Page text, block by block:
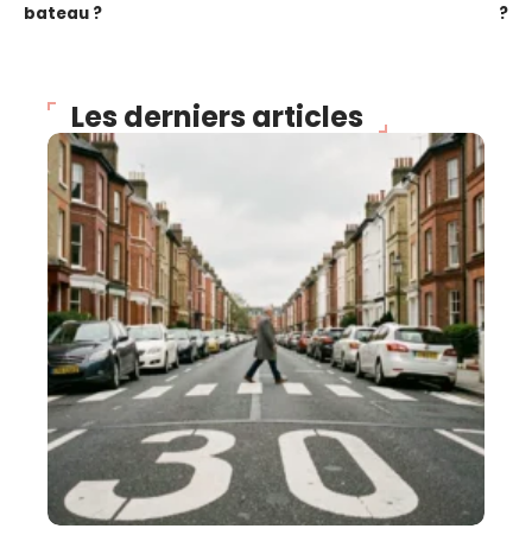
bateau ?
?
Les derniers articles